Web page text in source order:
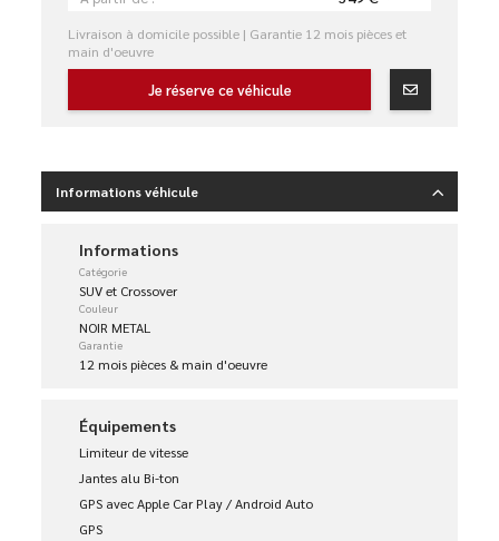
Livraison à domicile possible | Garantie 12 mois pièces et
main d'oeuvre
Je réserve ce véhicule
Informations véhicule
Informations
Catégorie
SUV et Crossover
Couleur
NOIR METAL
Garantie
12 mois pièces & main d'oeuvre
Équipements
Limiteur de vitesse
Jantes alu Bi-ton
GPS avec Apple Car Play / Android Auto
GPS